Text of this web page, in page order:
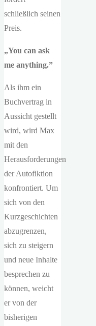
schließlich seinen
Preis.
„You can ask
me anything.”
Als ihm ein
Buchvertrag in
Aussicht gestellt
wird, wird Max
mit den
Herausforderungen
der Autofiktion
konfrontiert. Um
sich von den
Kurzgeschichten
abzugrenzen,
sich zu steigern
und neue Inhalte
besprechen zu
können, weicht
er von der
bisherigen